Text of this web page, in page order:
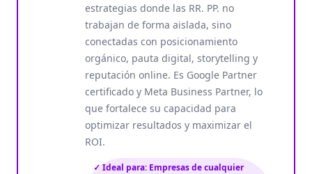
estrategias donde las RR. PP. no
trabajan de forma aislada, sino
conectadas con posicionamiento
orgánico, pauta digital, storytelling y
reputación online. Es Google Partner
certificado y Meta Business Partner, lo
que fortalece su capacidad para
optimizar resultados y maximizar el
ROI.
✓ Ideal para: Empresas de cualquier